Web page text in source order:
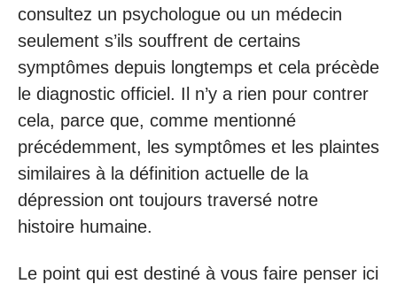
consultez un psychologue ou un médecin
seulement s’ils souffrent de certains
symptômes depuis longtemps et cela précède
le diagnostic officiel. Il n’y a rien pour contrer
cela, parce que, comme mentionné
précédemment, les symptômes et les plaintes
similaires à la définition actuelle de la
dépression ont toujours traversé notre
histoire humaine.
Le point qui est destiné à vous faire penser ici